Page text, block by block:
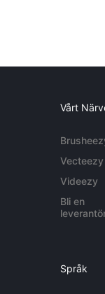
Vårt
Vecteezy
Videezy
Bli en
Språk